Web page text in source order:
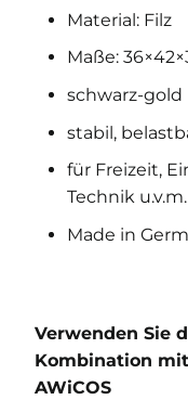
Material: Filz
Maße:
schwarz-gold
stabil,
für Freizeit,
Technik u.v.m.
Made in
Verwenden Sie
Kombination
AWiCOS